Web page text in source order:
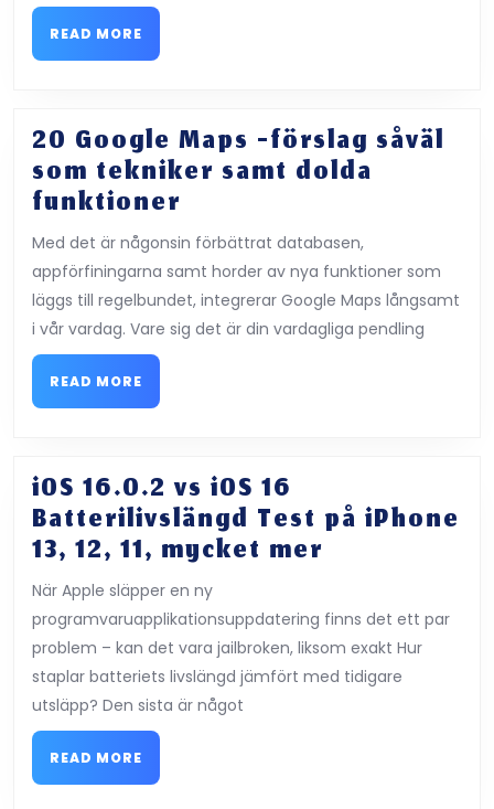
gratis
iOS
[$
2
READ MORE
MORE
20 Google Maps -förslag såväl
som tekniker samt dolda
funktioner
Google
Maps
-
förslag
dolda
funktioner
Med det är någonsin förbättrat databasen,
appförfiningarna samt horder av nya funktioner som
läggs till regelbundet, integrerar Google Maps långsamt
i vår vardag. Vare sig det är din vardagliga pendling
READ MORE
MORE
iOS 16.0.2 vs iOS 16
Batterilivslängd Test på iPhone
13, 12, 11, mycket mer
vs
iOS
16
När Apple släpper en ny
programvaruapplikationsuppdatering finns det ett par
problem – kan det vara jailbroken, liksom exakt Hur
staplar batteriets livslängd jämfört med tidigare
utsläpp? Den sista är något
READ MORE
MORE